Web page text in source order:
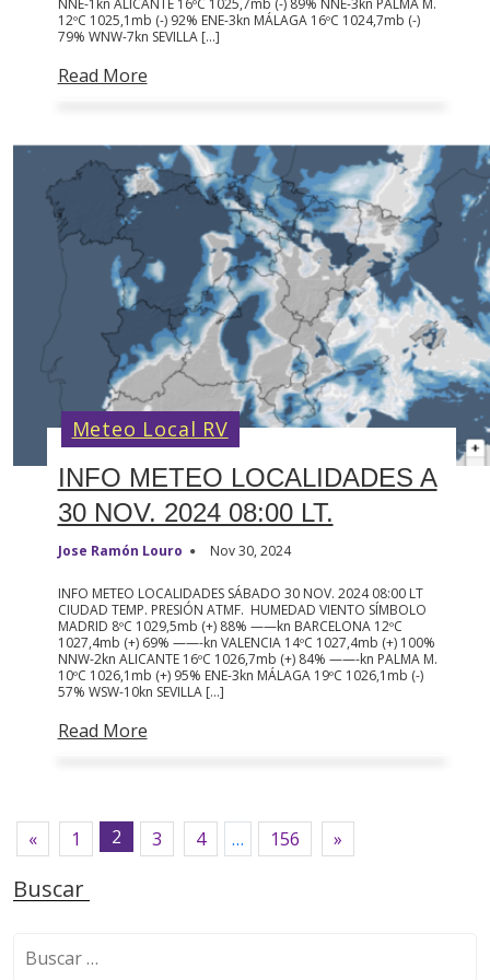
12ºC 1025,1mb (-) 92% ENE-3kn MÁLAGA 16ºC 1024,7mb (-)
79% WNW-7kn SEVILLA […]
Read More
INFO METEO LOCALIDADES A
30 NOV. 2024 08:00 LT.
Jose Ramón Louro Nov 30, 2024
INFO METEO LOCALIDADES SÁBADO 30 NOV. 2024 08:00 LT
CIUDAD TEMP. PRESIÓN ATMF. HUMEDAD VIENTO SÍMBOLO
MADRID 8ºC 1029,5mb (+) 88% ——kn BARCELONA 12ºC
1027,4mb (+) 69% ——-kn VALENCIA 14ºC 1027,4mb (+) 100%
NNW-2kn ALICANTE 16ºC 1026,7mb (+) 84% ——-kn PALMA M.
10ºC 1026,1mb (+) 95% ENE-3kn MÁLAGA 19ºC 1026,1mb (-)
57% WSW-10kn SEVILLA […]
Read More
Meteo Local RV
« 1 2 3 4 … 156 »
Buscar